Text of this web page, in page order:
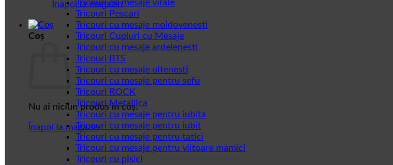
Înapoi la magazin
Coș
Nu ai niciun produs în coș.
Înapoi la magazin
Tricouri cu mesaje virale
Tricouri Pescari
Tricouri cu mesaje moldovenesti
Tricouri Cupluri cu Mesaje
Tricouri cu mesaje ardelenesti
Tricouri BTS
Tricouri cu mesaje oltenesti
Tricouri cu mesaje pentru sefu
Tricouri ROCK
Tricouri Metallica
Tricouri cu mesaje pentru iubita
Tricouri cu mesaje pentru iubit
Tricouri cu mesaje pentru tatici
Tricouri cu mesaje pentru viitoare mamici
Tricouri cu pisici